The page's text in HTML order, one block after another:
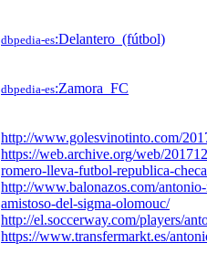
dbpedia-es:Delantero_(fútbol)
dbpedia-es:Zamora_FC
http://www.golesvinotinto.com/
https://web.archive.org/web/
romero-lleva-futbol-republica-
http://www.balonazos.com/
amistoso-del-sigma-olomouc/
http://el.soccerway.com/players/
https://www.transfermarkt.es/